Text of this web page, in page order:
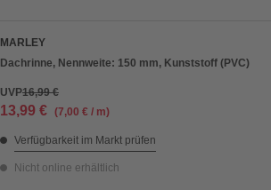
MARLEY
Dachrinne, Nennweite: 150 mm, Kunststoff (PVC)
UVP16,99 €
13,99 € (7,00 € / m)
Verfügbarkeit im Markt prüfen
Nicht online erhältlich